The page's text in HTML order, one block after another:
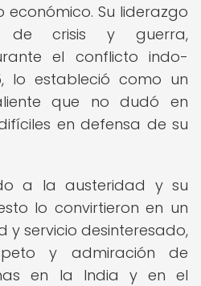
económico. Su liderazgo
de crisis y guerra,
el conflicto indo-
lo estableció como un
que no dudó en
en defensa de su
a la austeridad y su
lo convirtieron en un
y servicio desinteresado,
y admiración de
en la India y en el